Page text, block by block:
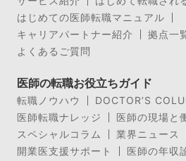
はじめての医師転職マニュアル
キャリアパートナー紹介
拠点一
よくあるご質問
医師の転職お役立ちガイド
転職ノウハウ
DOCTOR’S
医師転職ナレッジ
医師の現場と
スペシャルコラム
業界ニュース
開業医支援サポート
医師の年収